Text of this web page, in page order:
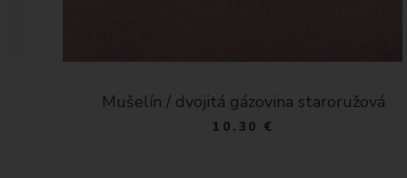
Mušelín / dvojitá gázovina staroružová
10.30 €